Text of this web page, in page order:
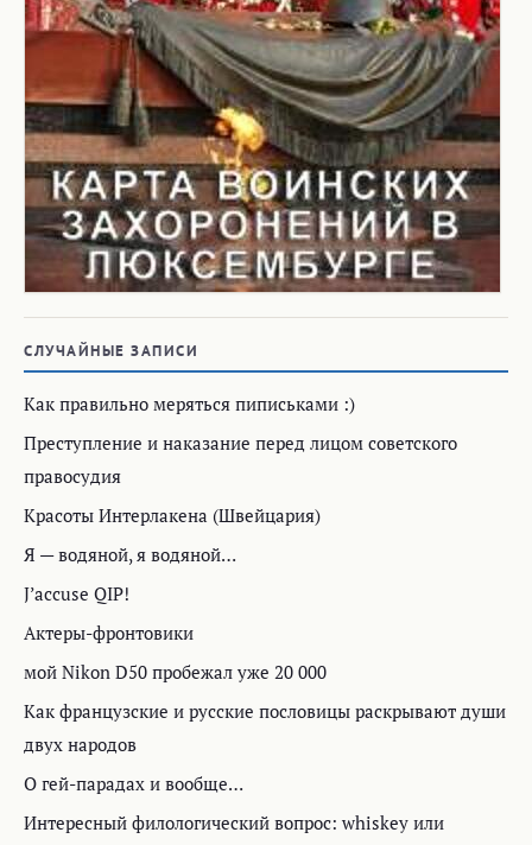
СЛУЧАЙНЫЕ ЗАПИСИ
Как правильно меряться пиписьками :)
Преступление и наказание перед лицом советского
правосудия
Красоты Интерлакена (Швейцария)
Я — водяной, я водяной…
J’accuse QIP!
Актеры-фронтовики
мой Nikon D50 пробежал уже 20 000
Как французские и русские пословицы раскрывают души
двух народов
О гей-парадах и вообще…
Интересный филологический вопрос: whiskey или